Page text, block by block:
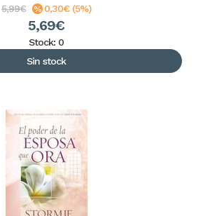
5,99€ 0,30€ (5%)
5,69€
Stock: 0
Sin stock